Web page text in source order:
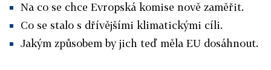
Na co se chce Evropská komise nově zaměřit.
Co se stalo s dřívějšími klimatickými cíli.
Jakým způsobem by jich teď měla EU dosáhnout.